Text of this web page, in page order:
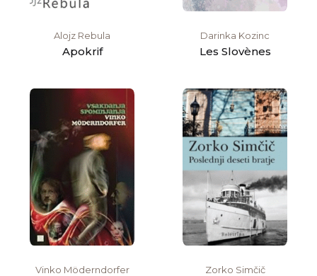
Alojz Rebula
Apokrif
Darinka Kozinc
Les Slovènes
Vinko Möderndorfer Zorko Simčič